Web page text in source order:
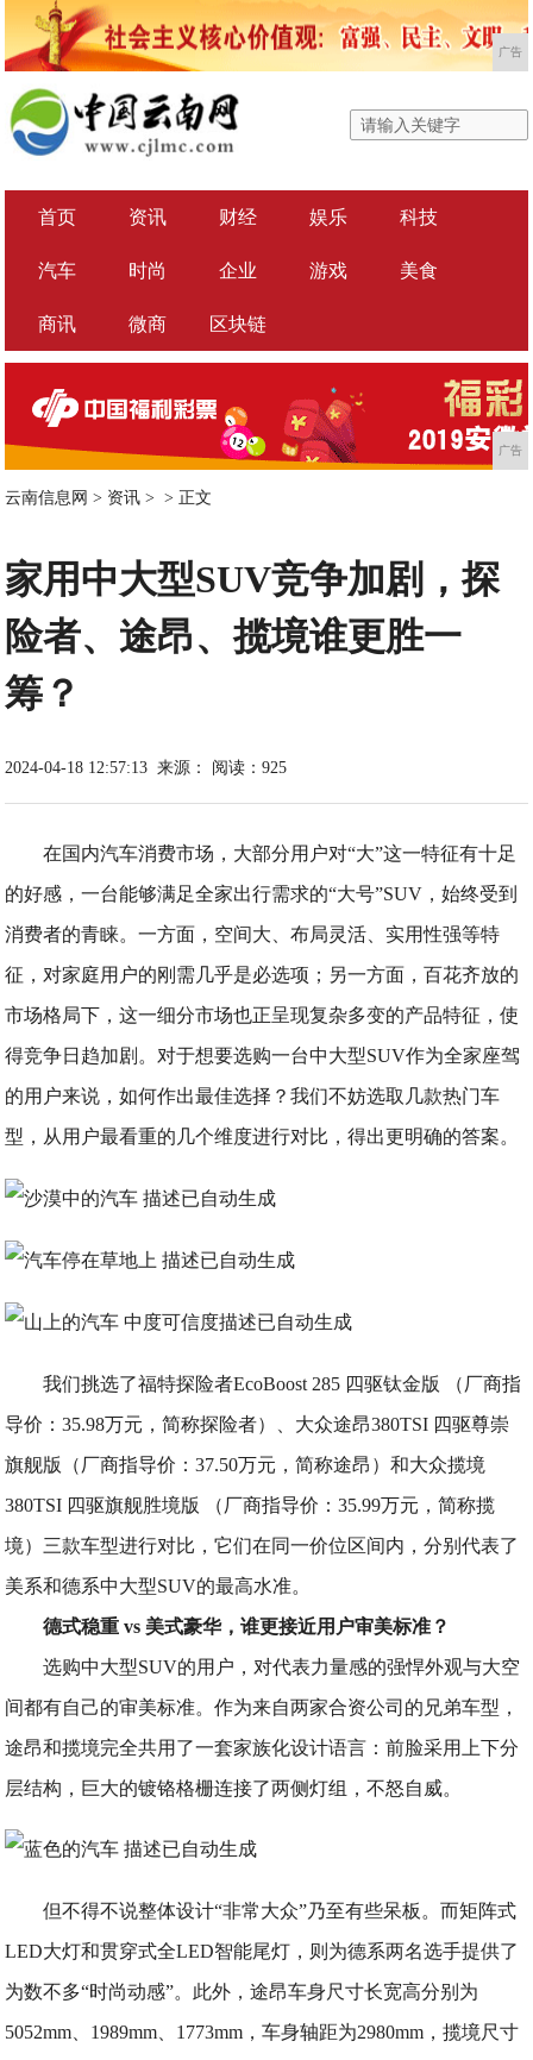
广告
首页 资讯 财经 娱乐 科技
汽车 时尚 企业 游戏 美食
商讯 微商 区块链
广告
云南信息网 > 资讯 > > 正文
家用中大型SUV竞争加剧，探
险者、途昂、揽境谁更胜一
筹？
2024-04-18 12:57:13 来源： 阅读：925
在国内汽车消费市场，大部分用户对“大”这一特征有十足
的好感，一台能够满足全家出行需求的“大号”SUV，始终受到
消费者的青睐。一方面，空间大、布局灵活、实用性强等特
征，对家庭用户的刚需几乎是必选项；另一方面，百花齐放的
市场格局下，这一细分市场也正呈现复杂多变的产品特征，使
得竞争日趋加剧。对于想要选购一台中大型SUV作为全家座驾
的用户来说，如何作出最佳选择？我们不妨选取几款热门车
型，从用户最看重的几个维度进行对比，得出更明确的答案。
我们挑选了福特探险者EcoBoost 285 四驱钛金版 （厂商指
导价：35.98万元，简称探险者）、大众途昂380TSI 四驱尊崇
旗舰版（厂商指导价：37.50万元，简称途昂）和大众揽境
380TSI 四驱旗舰胜境版 （厂商指导价：35.99万元，简称揽
境）三款车型进行对比，它们在同一价位区间内，分别代表了
美系和德系中大型SUV的最高水准。
德式稳重 vs 美式豪华，谁更接近用户审美标准？
选购中大型SUV的用户，对代表力量感的强悍外观与大空
间都有自己的审美标准。作为来自两家合资公司的兄弟车型，
途昂和揽境完全共用了一套家族化设计语言：前脸采用上下分
层结构，巨大的镀铬格栅连接了两侧灯组，不怒自威。
但不得不说整体设计“非常大众”乃至有些呆板。而矩阵式
LED大灯和贯穿式全LED智能尾灯，则为德系两名选手提供了
为数不多“时尚动感”。此外，途昂车身尺寸长宽高分别为
5052mm、1989mm、1773mm，车身轴距为2980mm，揽境尺寸